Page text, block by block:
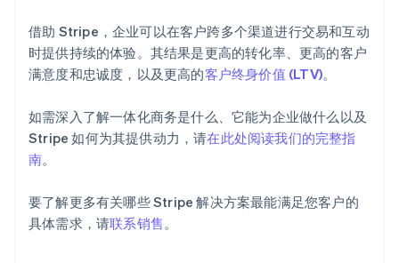
借助 Stripe，企业可以在客户跨多个渠道进行交易和互动
时提供持续的体验。其结果是更高的转化率、更高的客户
满意度和忠诚度，以及更高的客户终身价值 (LTV)。
如需深入了解一体化商务是什么、它能为企业做什么以及
Stripe 如何为其提供动力，请在此处阅读我们的完整指
南。
要了解更多有关哪些 Stripe 解决方案最能满足您客户的
具体需求，请联系销售。
克罗地亚
English Italiano
拉脱维亚
English
English
列支敦士登
Deutsch English
罗马尼亚
English